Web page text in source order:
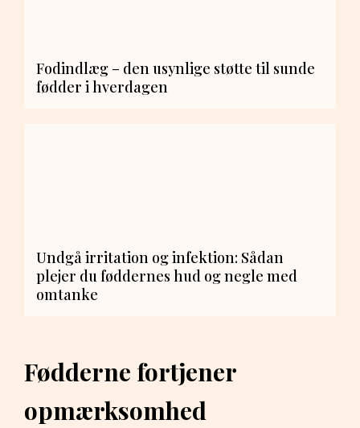
Fodindlæg – den usynlige støtte til sunde
fødder i hverdagen
Undgå irritation og infektion: Sådan
plejer du føddernes hud og negle med
omtanke
Fødderne fortjener
opmærksomhed